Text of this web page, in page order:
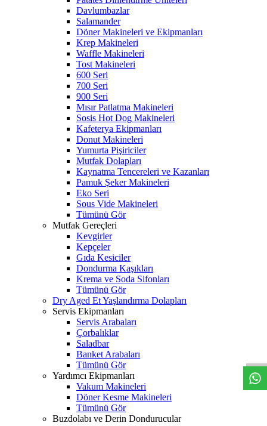
Davlumbazlar
Salamander
Döner Makineleri ve Ekipmanları
Krep Makineleri
Waffle Makineleri
Tost Makineleri
600 Seri
700 Seri
900 Seri
Mısır Patlatma Makineleri
Sosis Hot Dog Makineleri
Kafeterya Ekipmanları
Donut Makineleri
Yumurta Pişiriciler
Mutfak Dolapları
Kaynatma Tencereleri ve Kazanları
Pamuk Şeker Makineleri
Eko Seri
Sous Vide Makineleri
Tümünü Gör
Mutfak Gereçleri
Kevgirler
Kepçeler
Gıda Kesiciler
Dondurma Kaşıkları
Krema ve Soda Sifonları
Tümünü Gör
Dry Aged Et Yaşlandırma Dolapları
Servis Ekipmanları
Servis Arabaları
Çorbalıklar
Saladbar
Banket Arabaları
Tümünü Gör
Yardımcı Ekipmanları
Vakum Makineleri
Döner Kesme Makineleri
Tümünü Gör
Buzdolabı ve Derin Dondurucular